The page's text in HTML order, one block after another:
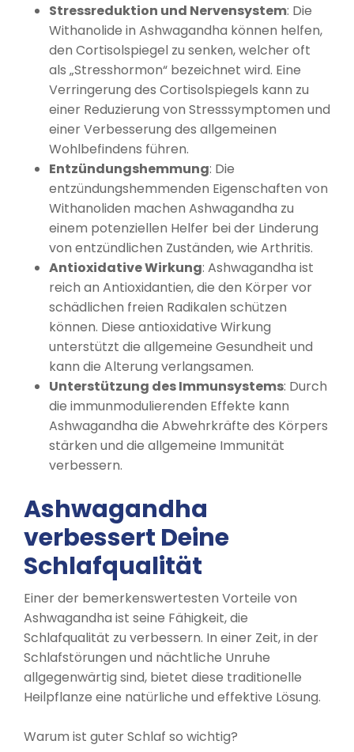
Stressreduktion und Nervensystem: Die
Withanolide in Ashwagandha können helfen,
den Cortisolspiegel zu senken, welcher oft
als „Stresshormon“ bezeichnet wird. Eine
Verringerung des Cortisolspiegels kann zu
einer Reduzierung von Stresssymptomen und
einer Verbesserung des allgemeinen
Wohlbefindens führen.
Entzündungshemmung: Die
entzündungshemmenden Eigenschaften von
Withanoliden machen Ashwagandha zu
einem potenziellen Helfer bei der Linderung
von entzündlichen Zuständen, wie Arthritis.
Antioxidative Wirkung: Ashwagandha ist
reich an Antioxidantien, die den Körper vor
schädlichen freien Radikalen schützen
können. Diese antioxidative Wirkung
unterstützt die allgemeine Gesundheit und
kann die Alterung verlangsamen.
Unterstützung des Immunsystems: Durch
die immunmodulierenden Effekte kann
Ashwagandha die Abwehrkräfte des Körpers
stärken und die allgemeine Immunität
verbessern.
Ashwagandha
verbessert Deine
Schlafqualität
Einer der bemerkenswertesten Vorteile von
Ashwagandha ist seine Fähigkeit, die
Schlafqualität zu verbessern. In einer Zeit, in der
Schlafstörungen und nächtliche Unruhe
allgegenwärtig sind, bietet diese traditionelle
Heilpflanze eine natürliche und effektive Lösung.
Warum ist guter Schlaf so wichtig?